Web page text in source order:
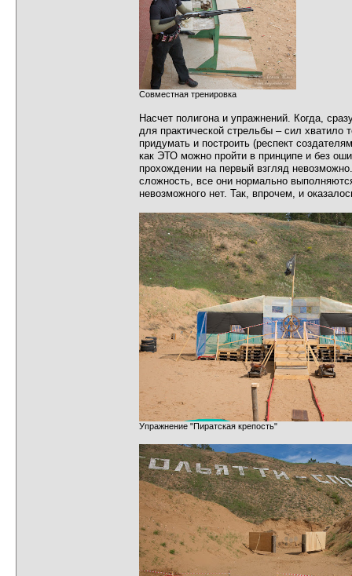
Совместная тренировка
Насчет полигона и упражнений. Когда,
для практической стрельбы – сил
придумать и построить (респект
как ЭТО можно пройти в принципе и без
прохождении на первый взгляд
сложность, все они нормально
невозможного нет. Так, впрочем, и
Упражнение "Пиратская крепость"